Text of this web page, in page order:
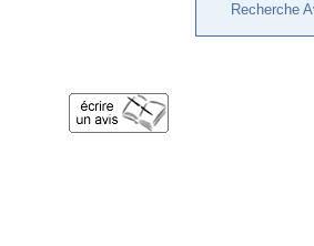
Recherche